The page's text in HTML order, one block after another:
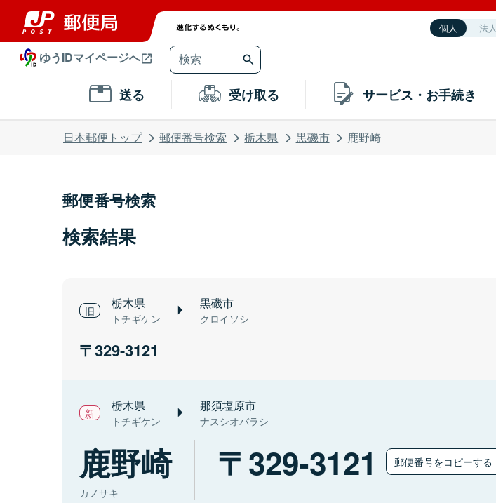
個人 法人
ゆうIDマイページへ
送る 受け取る サービス・お手続き
日本郵便トップ 郵便番号検索 栃木県 黒磯市 鹿野崎
郵便番号検索
検索結果
栃木県
トチギケン
黒磯市
クロイソシ
329-3121
栃木県
トチギケン
那須塩原市
ナスシオバラシ
鹿野崎
カノサキ
329-3121 郵便番号をコピーする